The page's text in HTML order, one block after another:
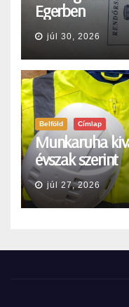
Egerben
júl 30, 2026
Belföld Címlap
Munkaruha
évszak szerint
júl 27, 2026